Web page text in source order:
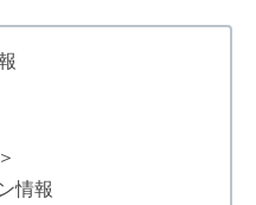
情報